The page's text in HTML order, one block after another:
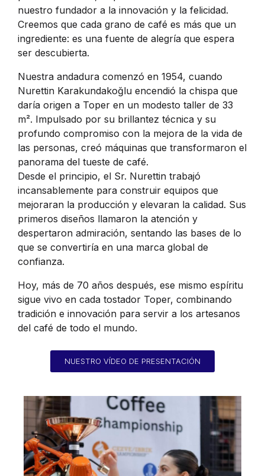
nuestro fundador a la innovación y la felicidad.
Creemos que cada grano de café es más que un
ingrediente: es una fuente de alegría que espera
ser descubierta.
Nuestra andadura comenzó en 1954, cuando
Nurettin Karakundakoğlu encendió la chispa que
daría origen a Toper en un modesto taller de 33
m². Impulsado por su brillantez técnica y su
profundo compromiso con la mejora de la vida de
las personas, creó máquinas que transformaron el
panorama del tueste de café.
Desde el principio, el Sr. Nurettin trabajó
incansablemente para construir equipos que
mejoraran la producción y elevaran la calidad. Sus
primeros diseños llamaron la atención y
despertaron admiración, sentando las bases de lo
que se convertiría en una marca global de
confianza.
Hoy, más de 70 años después, ese mismo espíritu
sigue vivo en cada tostador Toper, combinando
tradición e innovación para servir a los artesanos
del café de todo el mundo.
NUESTRO VÍDEO DE PRESENTACIÓN